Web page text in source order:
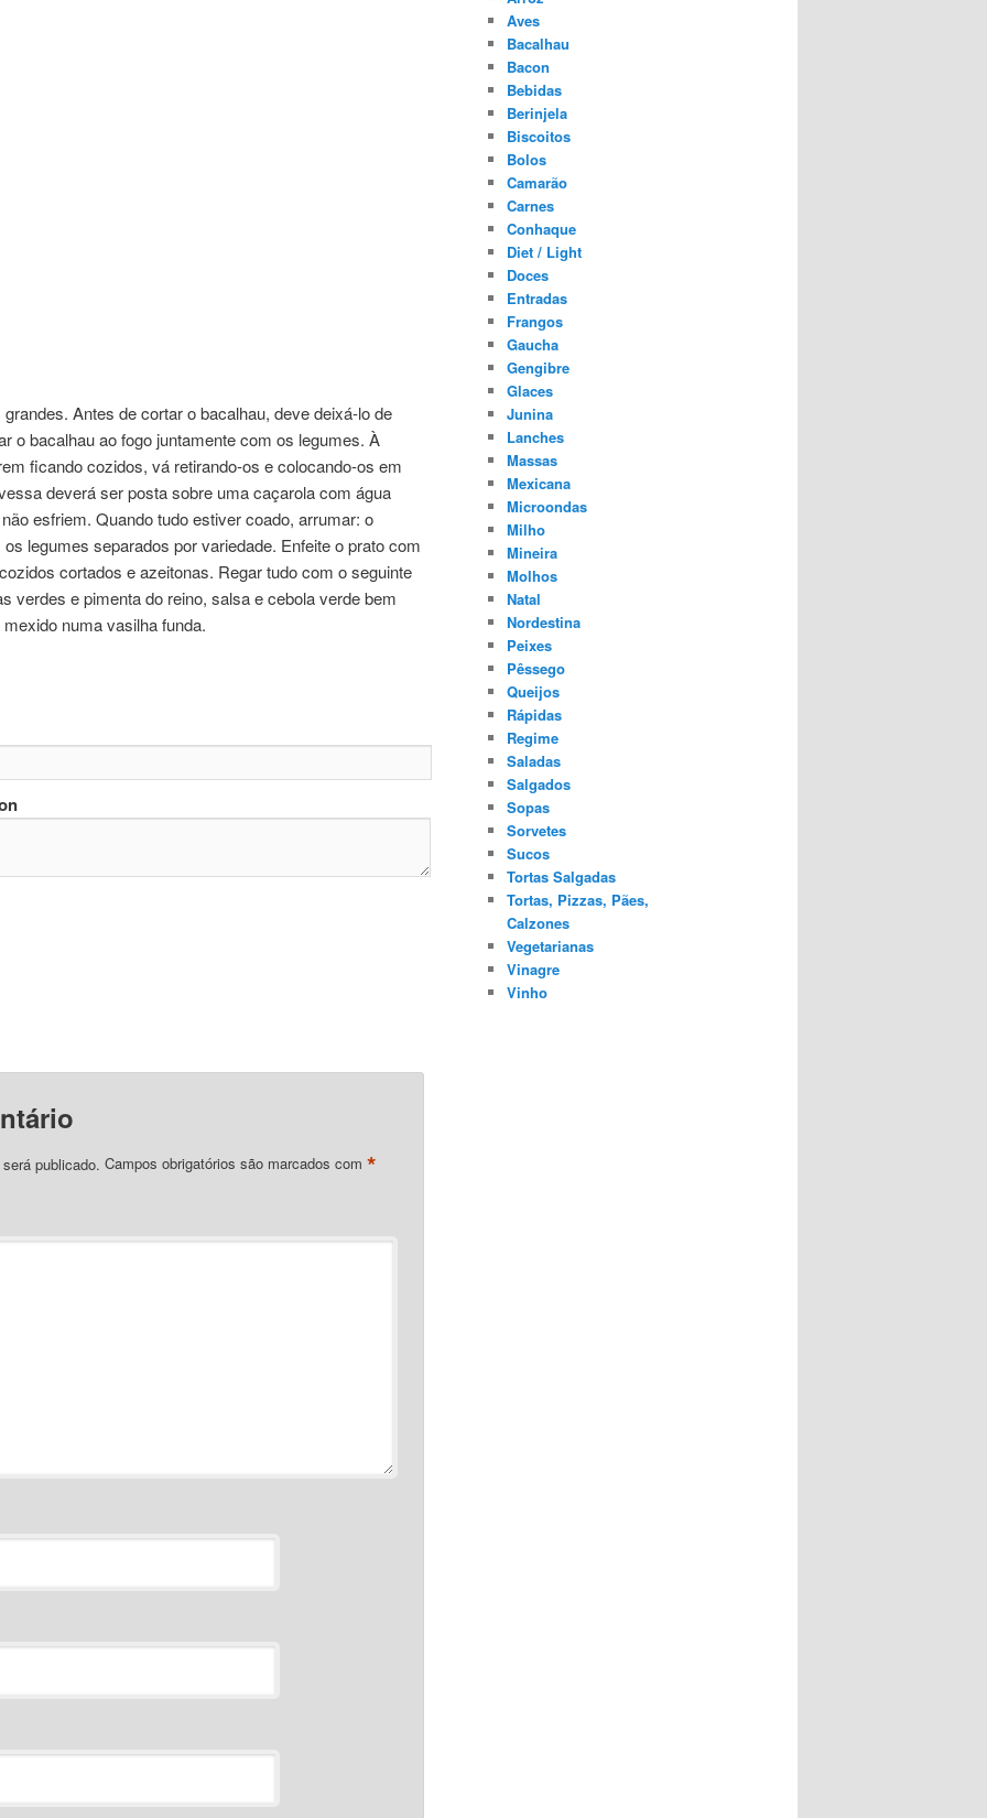
Antes de cortar o bacalhau, deve deixá-lo de
o bacalhau ao fogo juntamente com os legumes. À
ficando cozidos, vá retirando-os e colocando-os em
deverá ser posta sobre uma caçarola com água
esfriem. Quando tudo estiver coado, arrumar: o
legumes separados por variedade. Enfeite o prato com
cortados e azeitonas. Regar tudo com o seguinte
verdes e pimenta do reino, salsa e cebola verde bem
numa vasilha funda.
publicado. Campos obrigatórios são marcados com*
Aves
Bacalhau
Bacon
Bebidas
Berinjela
Biscoitos
Bolos
Camarão
Carnes
Conhaque
Diet / Light
Doces
Entradas
Frangos
Gaucha
Gengibre
Glaces
Junina
Lanches
Massas
Mexicana
Microondas
Milho
Mineira
Molhos
Natal
Nordestina
Peixes
Pêssego
Queijos
Rápidas
Regime
Saladas
Salgados
Sopas
Sorvetes
Sucos
Tortas Salgadas
Tortas, Pizzas, Pães,
Calzones
Vegetarianas
Vinagre
Vinho